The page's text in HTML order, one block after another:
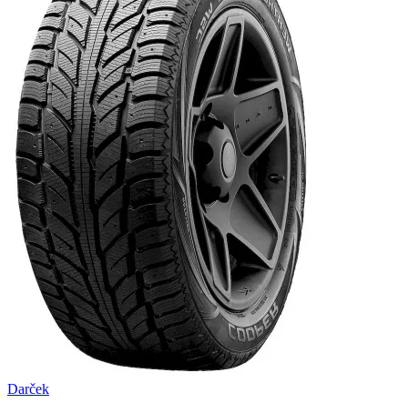
Darček